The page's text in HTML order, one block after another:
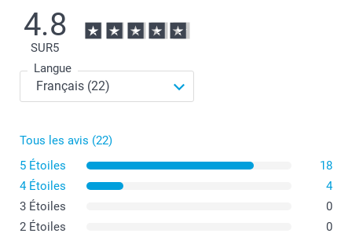
4.8
SUR5
Langue
Tous les avis (22)
5 Étoiles
18
4 Étoiles
4
3 Étoiles
0
2 Étoiles
0